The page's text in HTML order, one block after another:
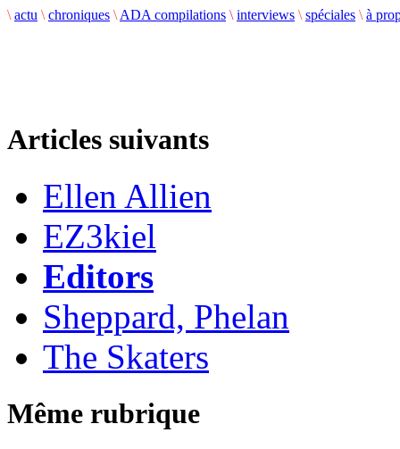
\ actu \ chroniques \ ADA compilations \ interviews \ spéciales \ à
Articles suivants
Ellen Allien
EZ3kiel
Editors
Sheppard, Phelan
The Skaters
Même rubrique